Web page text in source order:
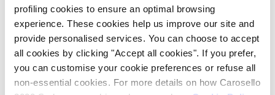
profiling cookies to ensure an optimal browsing
experience. These cookies help us improve our site and
provide personalised services. You can choose to accept
all cookies by clicking "Accept all cookies". If you prefer,
you can customise your cookie preferences or refuse all
non-essential cookies. For more details on how Carosello
Alla fine dell'orizzonte, dove il
sole incontra la neve;)
Marcin G.